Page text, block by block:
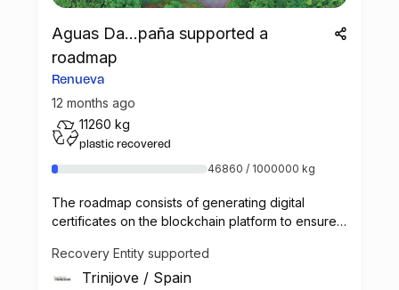
Aguas Da...paña supported a
roadmap
Renueva
12 months ago
11260 kg
plastic recovered
46860 / 1000000 kg
The roadmap consists of generating digital
certificates on the blockchain platform to ensure
public access to Danone´s plastic recovery
Project called Renueva.
Recovery Entity supported
Trinijove / Spain